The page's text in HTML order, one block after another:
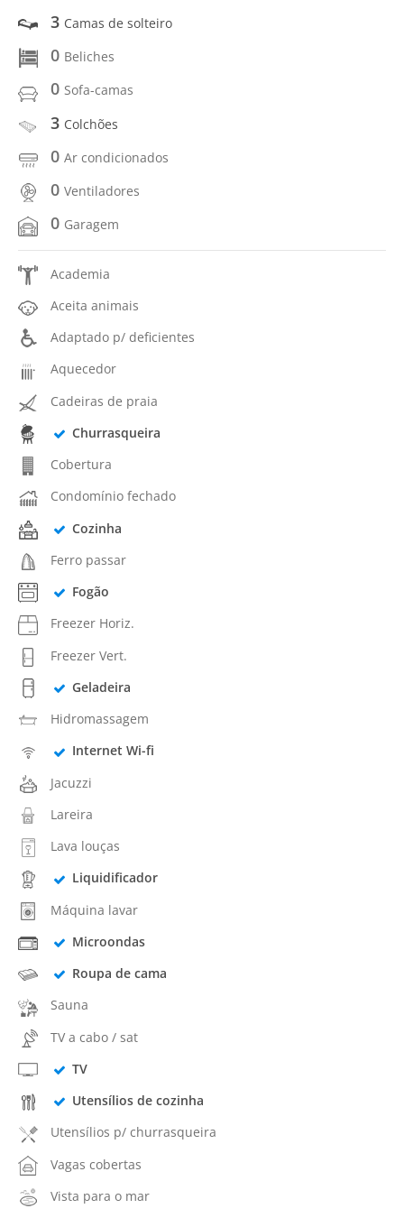
3 Camas de solteiro
0 Beliches
0 Sofa-camas
3 Colchões
0 Ar condicionados
0 Ventiladores
0 Garagem
Academia
Aceita animais
Adaptado p/ deficientes
Aquecedor
Cadeiras de praia
Churrasqueira
Cobertura
Condomínio fechado
Cozinha
Ferro passar
Fogão
Freezer Horiz.
Freezer Vert.
Geladeira
Hidromassagem
Internet Wi-fi
Jacuzzi
Lareira
Lava louças
Liquidificador
Máquina lavar
Microondas
Roupa de cama
Sauna
TV a cabo / sat
TV
Utensílios de cozinha
Utensílios p/ churrasqueira
Vagas cobertas
Vista para o mar